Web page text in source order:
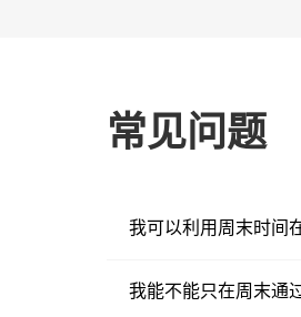
常见问题
我可以利用周末时间
我能不能只在周末通